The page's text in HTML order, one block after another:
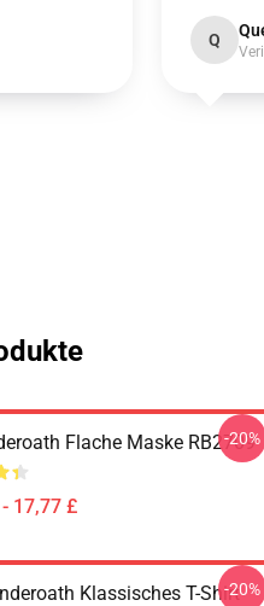
Q
Flache Maske RB2709
17,77 £
-20%
Klassisches T-Shirt-20%